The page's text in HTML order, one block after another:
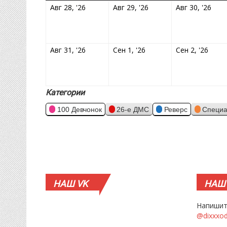
Авг 28, '26 28.08.2026Авг 29, '26 29.08.2026Авг 30, '26
Авг 31, '26 31.08.2026Сен 1, '26 01.09.2026Сен 2, '26
Категории
100 Девчонок 26-е ДМС Реверс
НАШVK НАШ